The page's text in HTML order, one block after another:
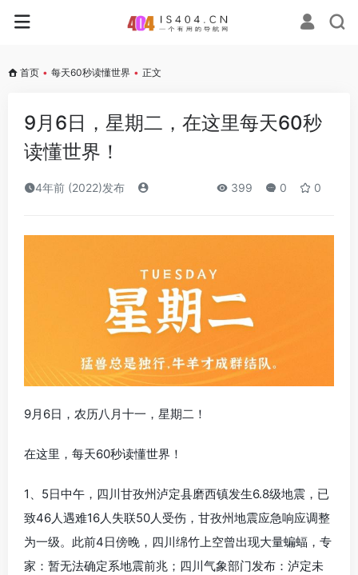
首页 • 每天60秒读懂世界 • 正文
9月6日，星期二，在这里每天60秒
读懂世界！
4年前 (2022)发布 399 0 0
9月6日，农历八月十一，星期二！
在这里，每天60秒读懂世界！
1、5日中午，四川甘孜州泸定县磨西镇发生6.8级地震，已
致46人遇难16人失联50人受伤，甘孜州地震应急响应调整
为一级。此前4日傍晚，四川绵竹上空曾出现大量蝙蝠，专
家：暂无法确定系地震前兆；四川气象部门发布：泸定未